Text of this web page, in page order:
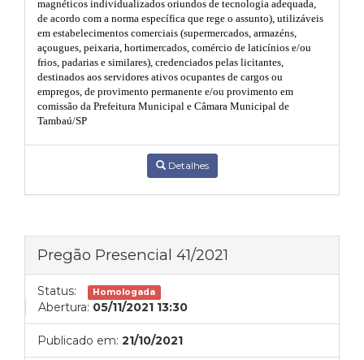
magnéticos individualizados oriundos de tecnologia adequada,
de acordo com a norma específica que rege o assunto), utilizáveis
em estabelecimentos comerciais (supermercados, armazéns,
açougues, peixaria, hortimercados, comércio de laticínios e/ou
frios, padarias e similares), credenciados pelas licitantes,
destinados aos servidores ativos ocupantes de cargos ou
empregos, de provimento permanente e/ou provimento em
comissão da Prefeitura Municipal e Câmara Municipal de
Tambaú/SP
Detalhes
Pregão Presencial 41/2021
Status: Homologada
Abertura: 05/11/2021 13:30
Publicado em: 21/10/2021